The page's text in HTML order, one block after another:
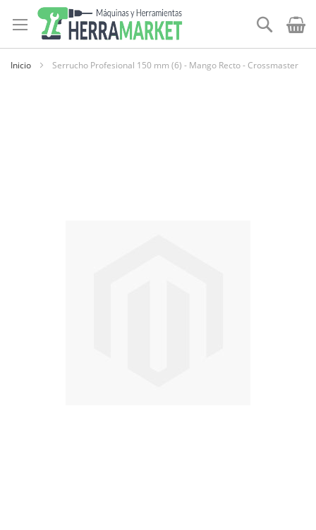
al
contenido
Buscar
Inicio Serrucho Profesional 150 mm (6) - Mango Recto - Crossmaster